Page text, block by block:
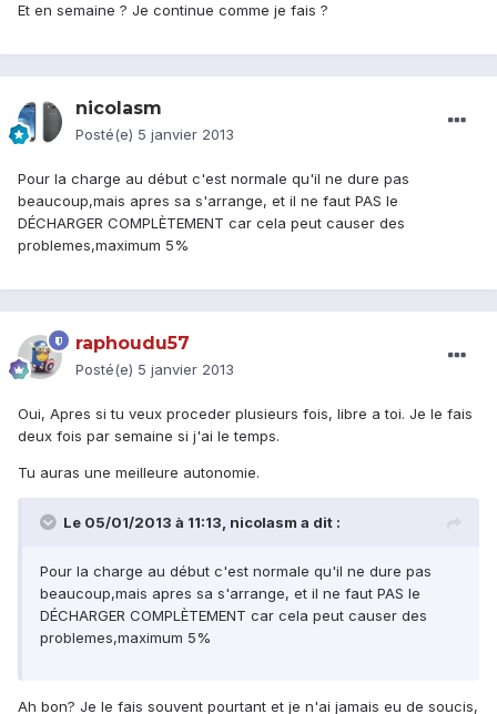
Et en semaine ? Je continue comme je fais ?
nicolasm
Posté(e) 5 janvier 2013
Pour la charge au début c'est normale qu'il ne dure pas
beaucoup,mais apres sa s'arrange, et il ne faut PAS le
DÉCHARGER COMPLÈTEMENT car cela peut causer des
problemes,maximum 5%
raphoudu57
Posté(e) 5 janvier 2013
Oui, Apres si tu veux proceder plusieurs fois, libre a toi. Je le fais
deux fois par semaine si j'ai le temps.
Tu auras une meilleure autonomie.
Le 05/01/2013 à 11:13, nicolasm a dit :
Pour la charge au début c'est normale qu'il ne dure pas
beaucoup,mais apres sa s'arrange, et il ne faut PAS le
DÉCHARGER COMPLÈTEMENT car cela peut causer des
problemes,maximum 5%
Ah bon? Je le fais souvent pourtant et je n'ai jamais eu de soucis,